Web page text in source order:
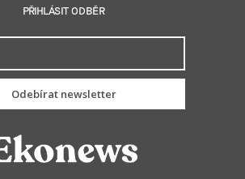
PŘIHLÁSIT ODBĚR
Odebírat newsletter